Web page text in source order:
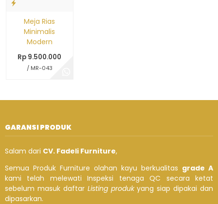
Meja Rias
Minimalis
Modern
Rp 9.500.000
/ MR-043
GARANSI PRODUK
Salam dari CV. Fadeli Furniture,
Semua Produk Furniture olahan kayu berkualitas grade A
kami telah melewati Inspeksi tenaga QC secara ketat
sebelum masuk daftar Listing produkyang siap dipakai dan
dipasarkan.